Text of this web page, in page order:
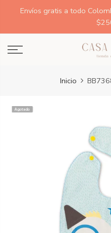
Envíos gratis a todo
Inicio
Agotado